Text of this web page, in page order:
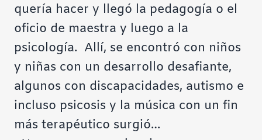
quería hacer y llegó la pedagogía o el
oficio de maestra y luego a la
psicología. Allí, se encontró con niños
y niñas con un desarrollo desafiante,
algunos con discapacidades, autismo e
incluso psicosis y la música con un fin
más terapéutico surgió…